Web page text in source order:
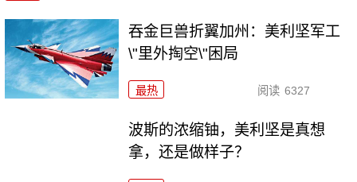
吞金巨兽折翼加州：美利坚军工
\"里外掏空\"困局
最热 阅读 6327
波斯的浓缩铀，美利坚是真想
拿，还是做样子？